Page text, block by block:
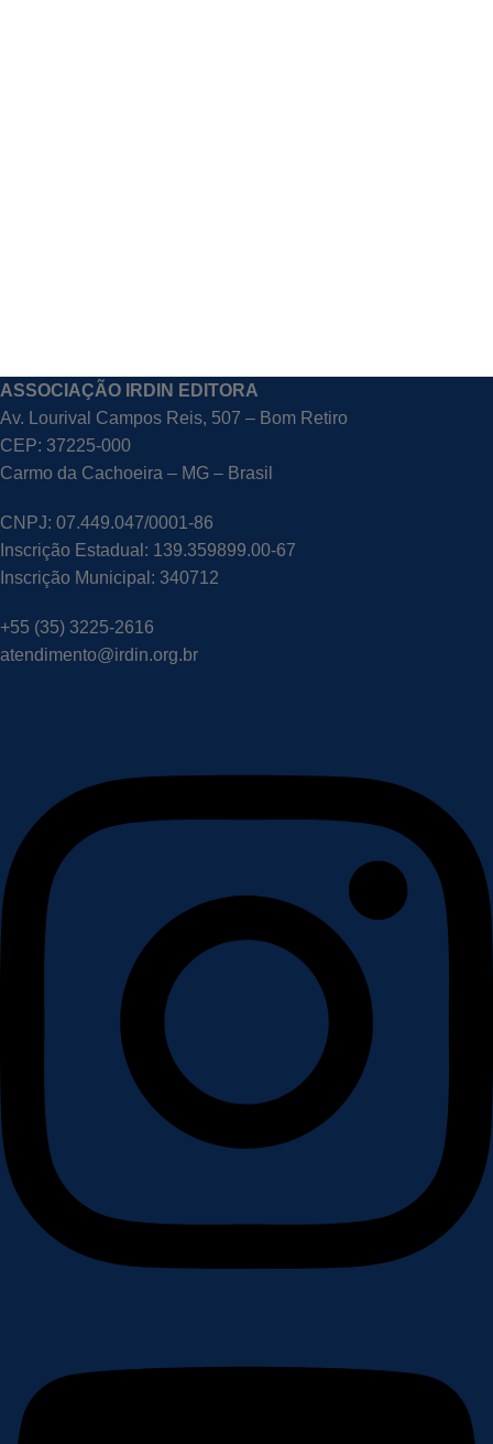
ASSOCIAÇÃO IRDIN EDITORA
Av. Lourival Campos Reis, 507 – Bom Retiro
CEP: 37225-000
Carmo da Cachoeira – MG – Brasil
CNPJ: 07.449.047/0001-86
Inscrição Estadual: 139.359899.00-67
Inscrição Municipal: 340712
+55 (35) 3225-2616
atendimento@irdin.org.br